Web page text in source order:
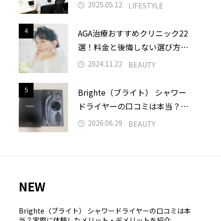
2025.05.12 LIFESTYLE
4
AGA治療おすすめクリニック22
選！料金と後悔しない選び方を
徹底解説
2024.11.22 BEAUTY
5
Brighte（ブライト） シャワー
ドライヤーの口コミは本当？実
際に体験したメリット・デメリ
2026.06.29 BEAUTY
NEW
Brighte（ブライト） シャワードライヤーの口コミは本